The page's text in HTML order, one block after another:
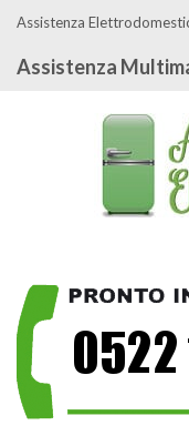
Assistenza
Assistenza